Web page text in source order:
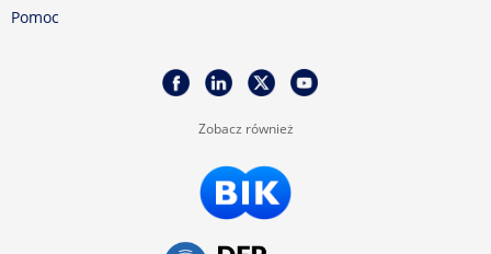
Pomoc
Zobacz również